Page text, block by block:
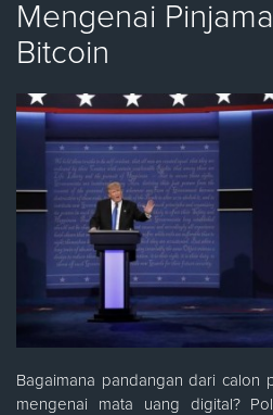
Mengenai
Bitcoin
Bagaimana pandangan dari calon
mengenai mata uang digital?